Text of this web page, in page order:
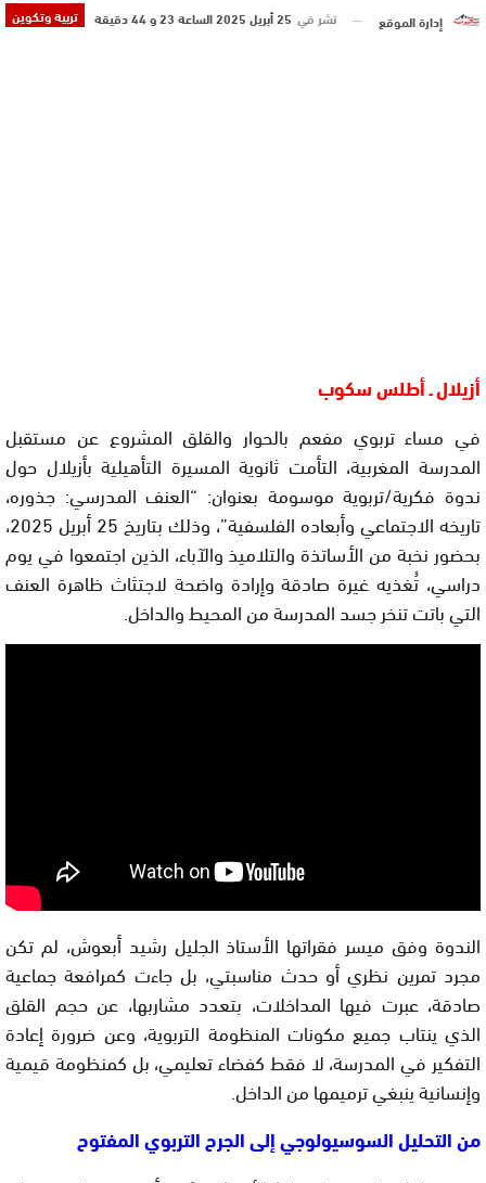
تربية وتكوين إدارة الموقع نشر في 25 أبريل 2025 الساعة 23 و 44 دقيقة
أزيلال ـ أطلس سكوب
في مساء تربوي مفعم بالحوار والقلق المشروع عن مستقبل
المدرسة المغربية، التأمت ثانوية المسيرة التأهيلية بأزيلال حول
ندوة فكرية/تربوية موسومة بعنوان: “العنف المدرسي: جذوره،
تاريخه الاجتماعي وأبعاده الفلسفية”، وذلك بتاريخ 25 أبريل 2025،
بحضور نخبة من الأساتذة والتلاميذ والآباء، الذين اجتمعوا في يوم
دراسي، تُغذيه غيرة صادقة وإرادة واضحة لاجتثاث ظاهرة العنف
التي باتت تنخر جسد المدرسة من المحيط والداخل.
الندوة وفق ميسر فقراتها الأستاذ الجليل رشيد أبعوش، لم تكن
مجرد تمرين نظري أو حدث مناسبتي، بل جاءت كمرافعة جماعية
صادقة، عبرت فيها المداخلات، بتعدد مشاربها، عن حجم القلق
الذي ينتاب جميع مكونات المنظومة التربوية، وعن ضرورة إعادة
التفكير في المدرسة، لا فقط كفضاء تعليمي، بل كمنظومة قيمية
وإنسانية ينبغي ترميمها من الداخل.
من التحليل السوسيولوجي إلى الجرح التربوي المفتوح